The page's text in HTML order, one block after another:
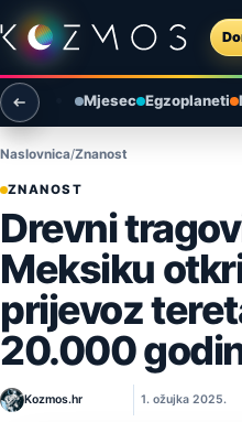
Preskoči na sadržaj
Otvori izbornik
Otvori pretragu
Mjesec Egzoplaneti
Naslovnica Znanost
ZNANOST
Drevni
Meksiku
prijevoz
20.000
Kozmos.hr 1. ožujka 2025.